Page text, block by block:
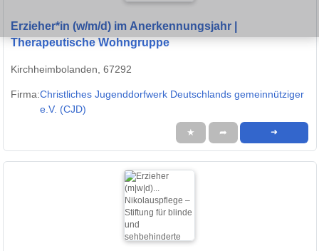
Erzieher*in (w/m/d) im Anerkennungsjahr |
Therapeutische Wohngruppe
Kirchheimbolanden, 67292
Firma:Christliches Jugenddorfwerk Deutschlands gemeinnütziger
e.V. (CJD)
★ ➦ ➜